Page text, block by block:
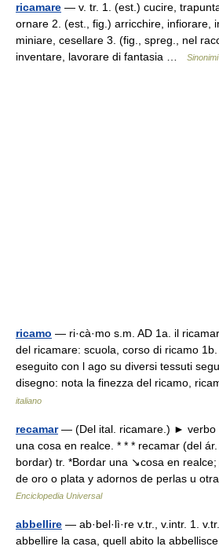
ricamare — v. tr. 1. (est.) cucire,
ornare 2. (est., fig.) arricchire, infiorare,
miniare, cesellare 3. (fig., spreg., nel
inventare, lavorare di fantasia …
ricamo — ri·cà·mo s.m. AD 1a. il
del ricamare: scuola, corso di ricamo
eseguito con l ago su diversi tessuti
disegno: nota la finezza del ricamo,
italiano
recamar— (Del ital. ricamare.) ► verbo
una cosa en realce. * * * recamar (del
bordar) tr. *Bordar una ↘cosa en
de oro o plata y adornos de perlas u
Enciclopedia Universal
abbellire — ab·bel·lì·re v.tr., v.intr. 1.
abbellire la casa, quell abito la